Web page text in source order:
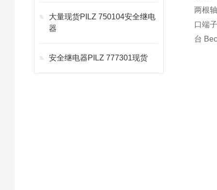
大量现货PILZ 750104安全继电
器
安全继电器PILZ 777301现货
两根
口端
台